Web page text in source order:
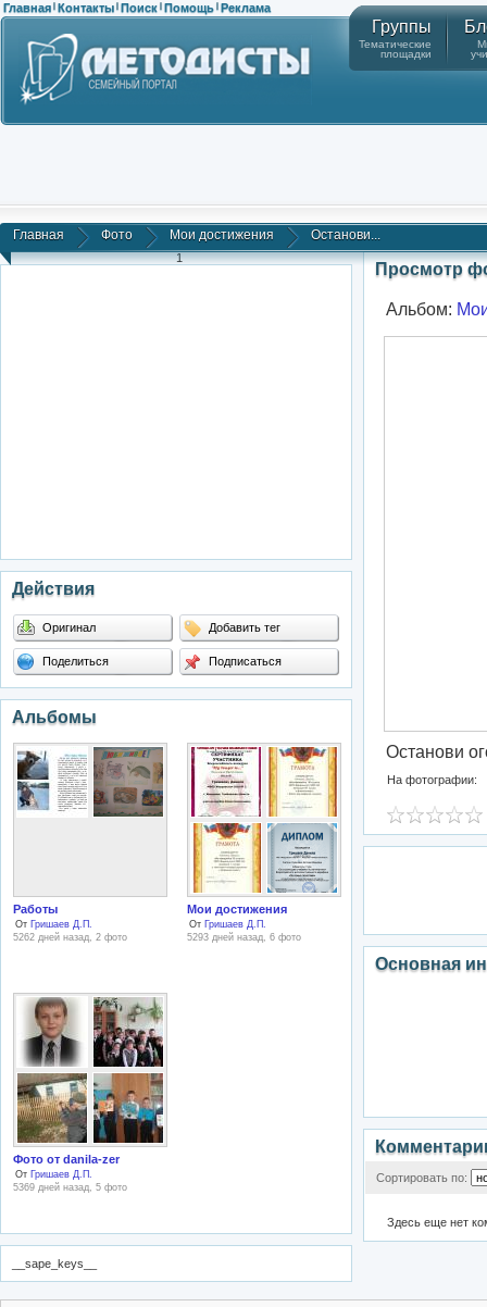
Главная | Контакты | Поиск | Помощь | Реклама
Группы
Тематические
площадки
Главная Фото Мои достижения Останови...
1
Действия
Оригинал Добавить тег
Поделиться Подписаться
Альбомы
Работы
От Гришаев Д.П.
5262 дней назад, 2 фото
Мои достижения
От Гришаев Д.П.
5293 дней назад, 6 фото
Фото от danila-zer
От Гришаев Д.П.
5369 дней назад, 5 фото
__sape_keys__
Просмотр
Альбом:
Останови
На фотографии:
Основная
Сортировать по:
Здесь еще нет